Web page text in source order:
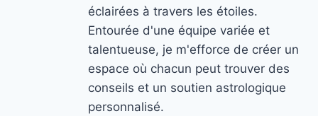
éclairées à travers les étoiles.
Entourée d'une équipe variée et
talentueuse, je m'efforce de créer un
espace où chacun peut trouver des
conseils et un soutien astrologique
personnalisé.